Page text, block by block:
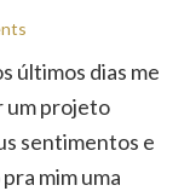
últimos dias me
um projeto
sentimentos e
mim uma